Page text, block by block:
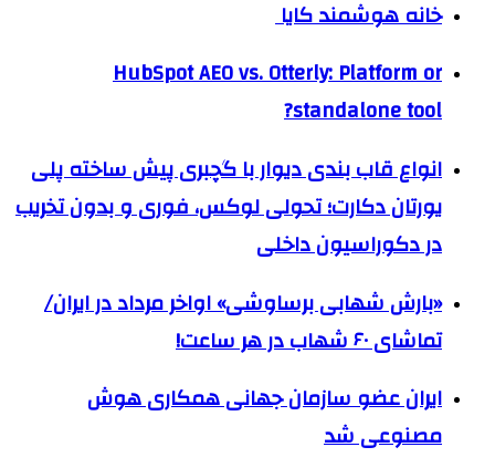
خانه هوشمند کایا
HubSpot AEO vs. Otterly: Platform or
standalone tool?
انواع قاب بندی دیوار با گچبری پیش ساخته پلی
یورتان دکارت؛ تحولی لوکس، فوری و بدون تخریب
در دکوراسیون داخلی
«بارش شهابی برساوشی» اواخر مرداد در ایران/
تماشای ۶۰ شهاب در هر ساعت!
ایران عضو سازمان جهانی همکاری هوش
مصنوعی شد